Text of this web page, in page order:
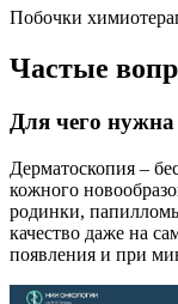
Побочки
Частые
Для чего
Дерматоскопия –
кожного
родинки,
качество даже на
появления и при